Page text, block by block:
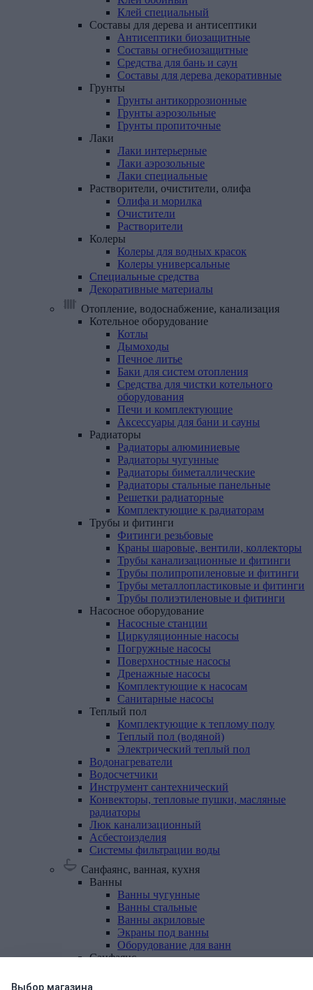
Клей специальный
Составы для дерева и антисептики
Антисептики биозащитные
Составы огнебиозащитные
Средства для бань и саун
Составы для дерева декоративные
Грунты
Грунты антикоррозионные
Грунты аэрозольные
Грунты пропиточные
Лаки
Лаки интерьерные
Лаки аэрозольные
Лаки специальные
Растворители, очистители, олифа
Олифа и морилка
Очистители
Растворители
Колеры
Колеры для водных красок
Колеры универсальные
Специальные средства
Декоративные материалы
Отопление, водоснабжение, канализация
Котельное оборудование
Котлы
Дымоходы
Печное литье
Баки для систем отопления
Средства для чистки котельного
оборудования
Печи и комплектующие
Аксессуары для бани и сауны
Радиаторы
Радиаторы алюминиевые
Радиаторы чугунные
Радиаторы биметаллические
Радиаторы стальные панельные
Решетки радиаторные
Комплектующие к радиаторам
Трубы и фитинги
Фитинги резьбовые
Краны шаровые, вентили, коллекторы
Трубы канализационные и фитинги
Трубы полипропиленовые и фитинги
Трубы металлопластиковые и фитинги
Трубы полиэтиленовые и фитинги
Насосное оборудование
Насосные станции
Циркуляционные насосы
Погружные насосы
Поверхностные насосы
Дренажные насосы
Комплектующие к насосам
Санитарные насосы
Теплый пол
Комплектующие к теплому полу
Теплый пол (водяной)
Электрический теплый пол
Водонагреватели
Водосчетчики
Инструмент сантехнический
Конвекторы, тепловые пушки, масляные
радиаторы
Люк канализационный
Асбестоизделия
Системы фильтрации воды
Санфаянс, ванная, кухня
Ванны
Ванны чугунные
Ванны стальные
Ванны акриловые
Экраны под ванны
Оборудование для ванн
Санфаянс